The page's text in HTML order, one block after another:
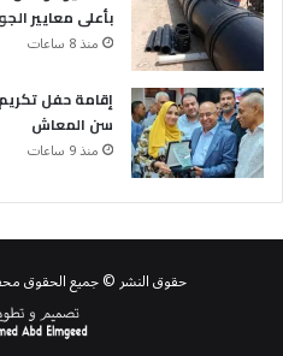
بأعلى معايير
منذ 8 ساعات
إقامة حفل
سن المعاش
منذ 9 ساعات
حقوق النشر © جميع الحقوق